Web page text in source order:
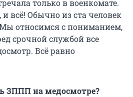
только в военкомате.
и всё! Обычно из ста человек
относимся с пониманием,
срочной службой все
Всё равно
ЗППП на медосмотре?